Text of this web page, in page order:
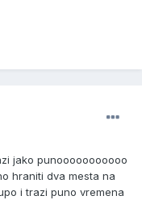
jako punooooooooooo
hraniti dva mesta na
i trazi puno vremena